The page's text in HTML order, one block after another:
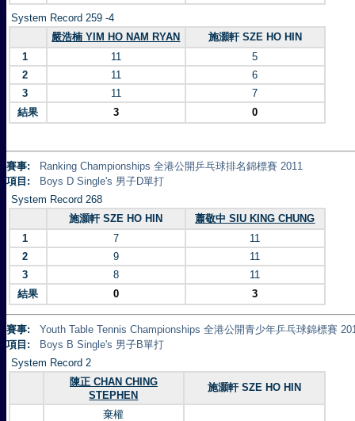
System Record 259 -4
嚴浩楠 YIM HO NAM RYAN
施灝軒 SZE HO HIN
1
11
5
2
11
6
3
11
7
結果
3 0
賽事:
Ranking Championships 全港公開乒乓球排名錦標賽 2011
項目:
Boys D Single's 男子D單打
System Record 268
施灝軒 SZE HO HIN
蕭敬中 SIU KING CHUNG
1
7
11
2
9
11
3
8
11
結果
0 3
賽事:
Youth Table Tennis Championships 全港公開青少年乒乓球錦標賽
項目:
Boys B Single's 男子B單打
System Record 2
陳正 CHAN CHING
STEPHEN
施灝軒 SZE HO HIN
棄權